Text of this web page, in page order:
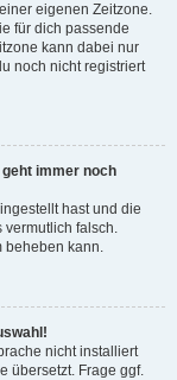
eigenen Zeitzone.
für dich passende
kann dabei nur
noch nicht registriert
geht immer noch
hast und die
vermutlich falsch.
beheben kann.
nicht installiert
übersetzt. Frage ggf.